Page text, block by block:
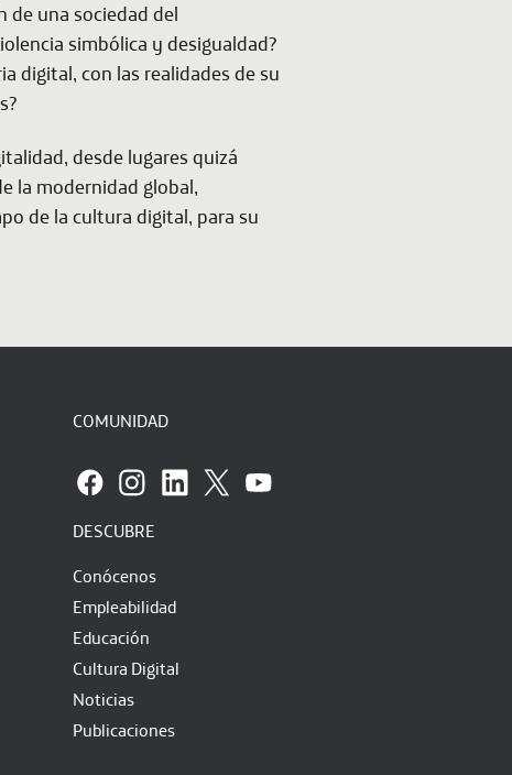
de una sociedad del
simbólica y desigualdad?
digital, con las realidades de su
desde lugares quizá
la modernidad global,
de la cultura digital, para su
COMUNIDAD
DESCUBRE
Conócenos
Empleabilidad
Educación
Cultura Digital
Noticias
Publicaciones